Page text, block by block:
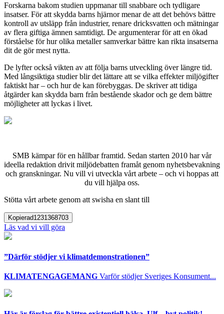
Forskarna bakom studien uppmanar till snabbare och tydligare
insatser. För att skydda barns hjärnor menar de att det behövs bättre
kontroll av utsläpp från industrier, renare dricksvatten och mätningar
av flera giftiga ämnen samtidigt. De argumenterar för att en ökad
förståelse för hur olika metaller samverkar bättre kan rikta insatserna
dit de gör mest nytta.
De lyfter också vikten av att följa barns utveckling över längre tid.
Med långsiktiga studier blir det lättare att se vilka effekter miljögifter
faktiskt har – och hur de kan förebyggas. De skriver att tidiga
åtgärder kan skydda barn från bestående skador och ge dem bättre
möjligheter att lyckas i livet.
SMB kämpar för en hållbar framtid. Sedan starten 2010 har vår
ideella redaktion drivit miljödebatten framåt genom nyhetsbevakning
och granskningar. Nu vill vi utveckla vårt arbete – och vi hoppas att
du vill hjälpa oss.
Stötta vårt arbete genom att swisha en slant till
Kopierad1231368703
Läs vad vi vill göra
”Därför stödjer vi klimatdemonstrationen”
KLIMATENGAGEMANG Varför stödjer Sveriges Konsument...